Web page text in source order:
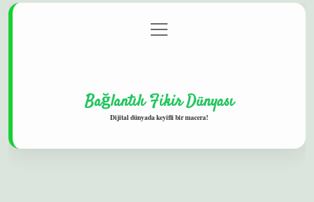
Gizlilik Politikası
menüyü
aç
Bağlantılı Fikir Dünyası
Dijital dünyada keyifli bir macera!